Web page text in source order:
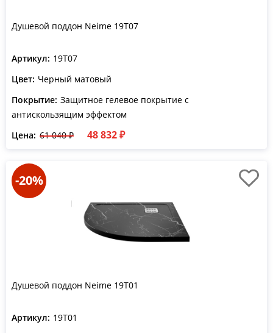
Душевой поддон Neime 19T07
Артикул: 19T07
Цвет: Черный матовый
Покрытие: Защитное гелевое покрытие с
антискользящим эффектом
Цена: 61 040 ₽ 48 832 ₽
-20%
Душевой поддон Neime 19T01
Артикул: 19T01